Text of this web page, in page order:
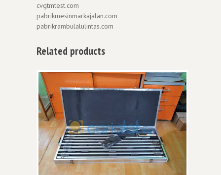
cvgtmtest.com
pabrikmesinmarkajalan.com
pabrikrambulalulintas.com
Related products